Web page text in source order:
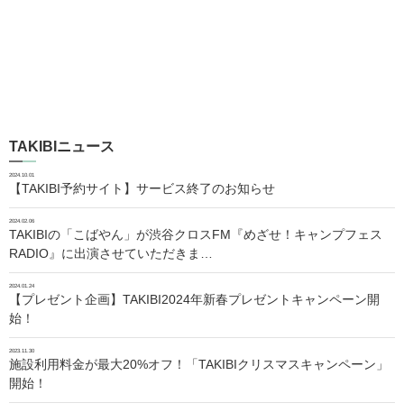
TAKIBIニュース
2024.10.01
【TAKIBI予約サイト】サービス終了のお知らせ
2024.02.06
TAKIBIの「こばやん」が渋谷クロスFM『めざせ！キャンプフェス
RADIO』に出演させていただきま…
2024.01.24
【プレゼント企画】TAKIBI2024年新春プレゼントキャンペーン開
始！
2023.11.30
施設利用料金が最大20%オフ！「TAKIBIクリスマスキャンペーン」
開始！